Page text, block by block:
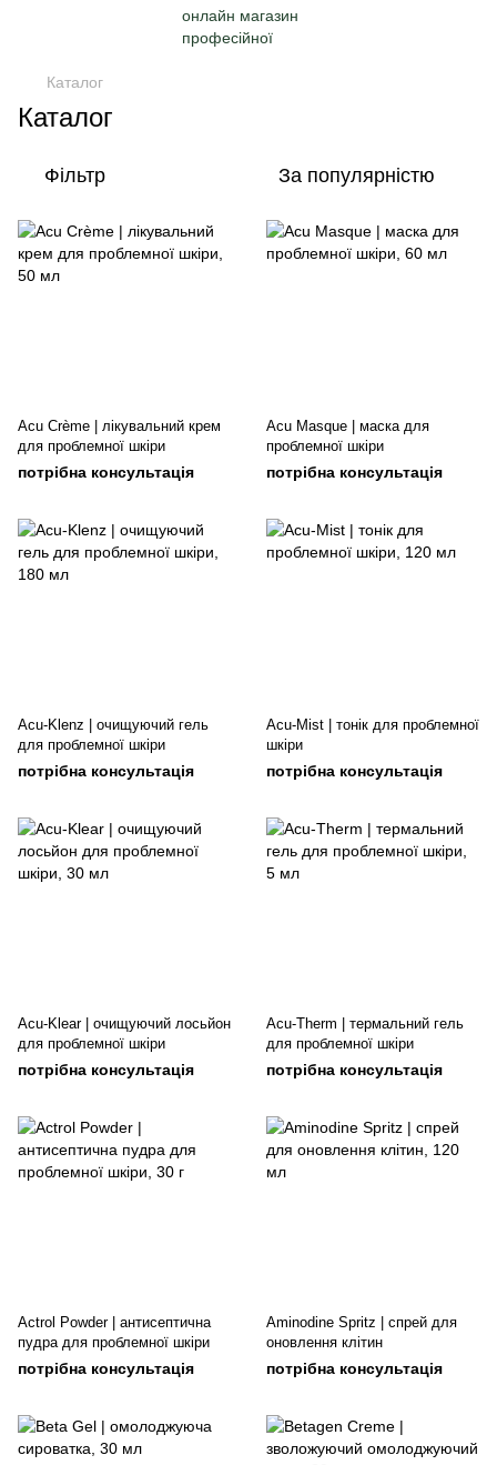
Каталог
Каталог
Фільтр За популярністю
Acu Crème | лікувальний крем
для проблемної шкіри
потрібна консультація
Acu Masque | маска для
проблемної шкіри
потрібна консультація
Acu-Klenz | очищуючий гель
для проблемної шкіри
потрібна консультація
Acu-Mist | тонік для проблемної
шкіри
потрібна консультація
Acu-Klear | очищуючий лосьйон
для проблемної шкіри
потрібна консультація
Acu-Therm | термальний гель
для проблемної шкіри
потрібна консультація
Actrol Powder | антисептична
пудра для проблемної шкіри
потрібна консультація
Aminodine Spritz | спрей для
оновлення клітин
потрібна консультація